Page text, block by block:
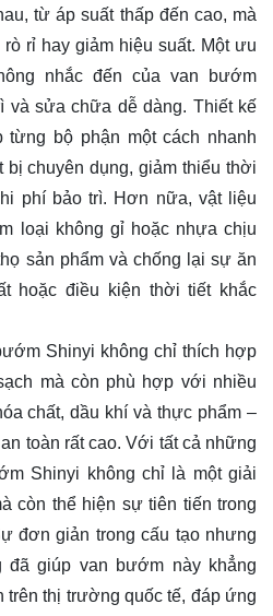
từ áp suất thấp đến cao, mà
rỉ hay giảm hiệu suất. Một ưu
nhắc đến của van bướm
và sửa chữa dễ dàng. Thiết kế
từng bộ phận một cách nhanh
bị chuyên dụng, giảm thiểu thời
phí bảo trì. Hơn nữa, vật liệu
loại không gỉ hoặc nhựa chịu
sản phẩm và chống lại sự ăn
hoặc điều kiện thời tiết khắc
Shinyi không chỉ thích hợp
mà còn phù hợp với nhiều
chất, dầu khí và thực phẩm –
toàn rất cao. Với tất cả những
Shinyi không chỉ là một giải
còn thể hiện sự tiên tiến trong
đơn giản trong cấu tạo nhưng
đã giúp van bướm này khẳng
thị trường quốc tế, đáp ứng